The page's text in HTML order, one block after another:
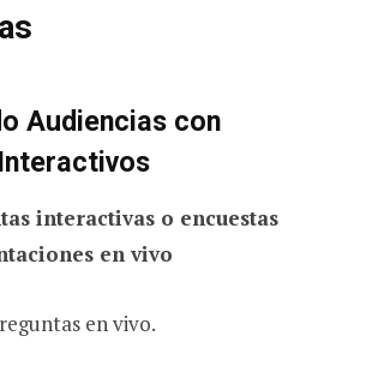
Audiencias con
interactivas o encuestas
en vivo
en vivo.